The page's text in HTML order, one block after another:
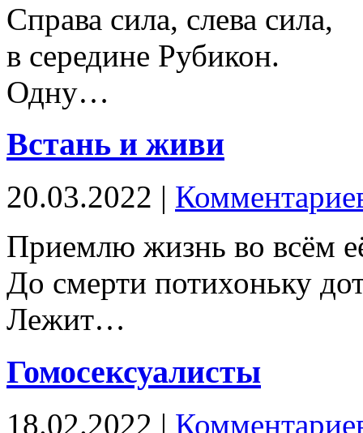
Справа сила, слева сила,
в середине Рубикон.
Одну…
Встань и живи
20.03.2022 |
Приемлю жизнь во всём
До смерти потихоньку
Лежит…
Гомосексуалисты
18.02.2022 |